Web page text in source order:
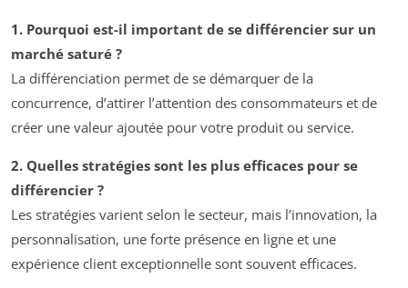
1. Pourquoi est-il important de se différencier sur un
marché saturé ?
La différenciation permet de se démarquer de la
concurrence, d’attirer l’attention des consommateurs et de
créer une valeur ajoutée pour votre produit ou service.
2. Quelles stratégies sont les plus efficaces pour se
différencier ?
Les stratégies varient selon le secteur, mais l’innovation, la
personnalisation, une forte présence en ligne et une
expérience client exceptionnelle sont souvent efficaces.